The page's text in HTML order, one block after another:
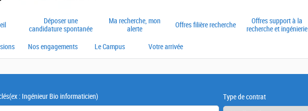
Déposer une
candidature spontanée
Ma recherche, mon
alerte
Offres filière recherche
Offres support à la
recherche et ingénierie
Nos engagements Le Campus Votre arrivée
(ex : Ingénieur Bio informaticien) Type de contrat